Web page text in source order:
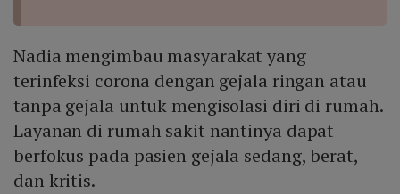
Nadia mengimbau masyarakat yang
terinfeksi corona dengan gejala ringan atau
tanpa gejala untuk mengisolasi diri di rumah.
Layanan di rumah sakit nantinya dapat
berfokus pada pasien gejala sedang, berat,
dan kritis.